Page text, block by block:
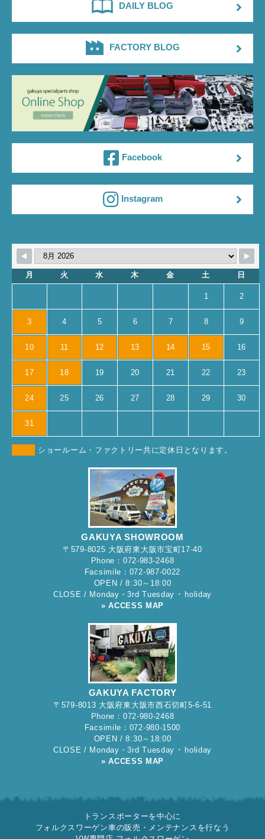
Facebook
Instagram
DAILY BLOG
FACTORY BLOG
月 火 水 木 金 土 日
1 2
3 4 5 6 7 8 9
10 11 12 13 14 15 16
17 18 19 20 21 22 23
24 25 26 27 28 29 30
31
ショールーム・ファクトリー共に定休日となります。
GAKUYA SHOWROOM
〒579-8025 大阪府東大阪市宝町17-40
Phone：072-983-2468
Facsimile：072-987-0022
OPEN / 8:30～18:00
CLOSE / Monday・3rd Tuesday ･ holiday
» ACCESS MAP
GAKUYA FACTORY
〒579-8013 大阪府東大阪市西石切町5-6-51
Phone：072-980-2468
Facsimile：072-980-1500
OPEN / 8:30～18:00
CLOSE / Monday・3rd Tuesday ･ holiday
» ACCESS MAP
トランスポーターを中心に
フォルクスワーゲン車の販売・メンテナンスを行なう